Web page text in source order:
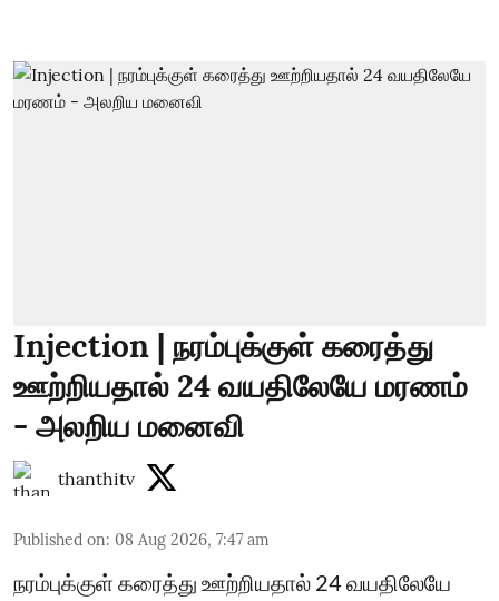
Injection | நரம்புக்குள் கரைத்து
ஊற்றியதால் 24 வயதிலேயே மரணம்
- அலறிய மனைவி
thanthitv
Published on: 08 Aug 2026, 7:47 am
நரம்புக்குள் கரைத்து ஊற்றியதால் 24 வயதிலேயே